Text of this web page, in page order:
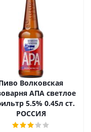
Волковская
АПА светлое
5.5% 0.45л ст.
РОССИЯ